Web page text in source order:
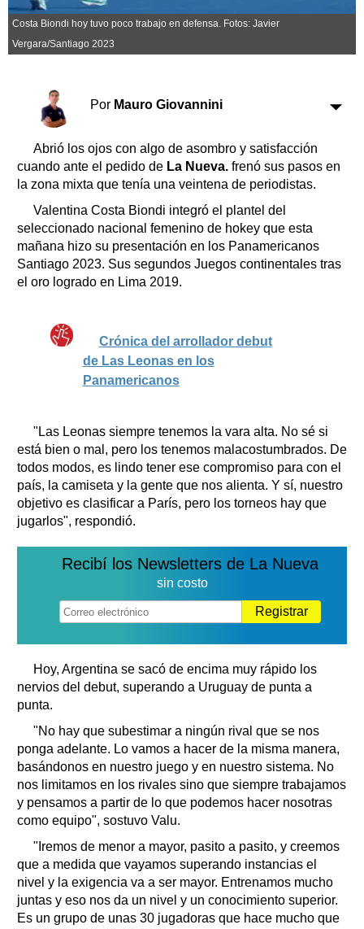
Fúnebres
Servicios
Farmacias
Loterías
Datos Útiles
Edictos
Teléfonos de urgencia
Costa Biondi hoy tuvo poco trabajo en defensa. Fotos: Javier
Vergara/Santiago 2023
Por Mauro Giovannini
Abrió los ojos con algo de asombro y satisfacción
cuando ante el pedido de La Nueva. frenó sus pasos en
la zona mixta que tenía una veintena de periodistas.
Valentina Costa Biondi integró el plantel del
seleccionado nacional femenino de hokey que esta
mañana hizo su presentación en los Panamericanos
Santiago 2023. Sus segundos Juegos continentales tras
el oro logrado en Lima 2019.
Crónica del arrollador debut
de Las Leonas en los
Panamericanos
"Las Leonas siempre tenemos la vara alta. No sé si
está bien o mal, pero los tenemos malacostumbrados. De
todos modos, es lindo tener ese compromiso para con el
país, la camiseta y la gente que nos alienta. Y sí, nuestro
objetivo es clasificar a París, pero los torneos hay que
jugarlos", respondió.
Recibí los Newsletters de La Nueva
sin costo
Registrar
Hoy, Argentina se sacó de encima muy rápido los
nervios del debut, superando a Uruguay de punta a
punta.
"No hay que subestimar a ningún rival que se nos
ponga adelante. Lo vamos a hacer de la misma manera,
basándonos en nuestro juego y en nuestro sistema. No
nos limitamos en los rivales sino que siempre trabajamos
y pensamos a partir de lo que podemos hacer nosotras
como equipo", sostuvo Valu.
"Iremos de menor a mayor, pasito a pasito, y creemos
que a medida que vayamos superando instancias el
nivel y la exigencia va a ser mayor. Entrenamos mucho
juntas y eso nos da un nivel y un conocimiento superior.
Es un grupo de unas 30 jugadoras que hace mucho que